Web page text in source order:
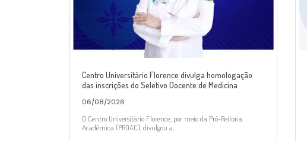
Centro Universitário Florence divulga homologação
das inscrições do Seletivo Docente de Medicina
06/08/2026
O Centro Universitário Florence, por meio da Pró-Reitoria
Acadêmica (PROAC), divulgou a...